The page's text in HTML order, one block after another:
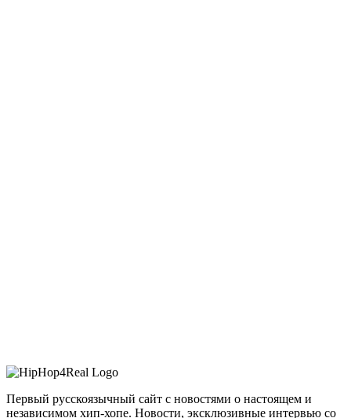
Первый русскоязычный сайт с новостями о настоящем и
независимом хип-хопе. Новости, эксклюзивные интервью со